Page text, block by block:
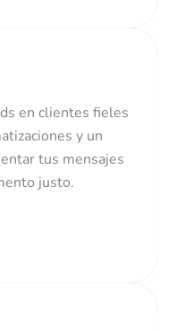
en clientes fieles
y un
tus mensajes
justo.